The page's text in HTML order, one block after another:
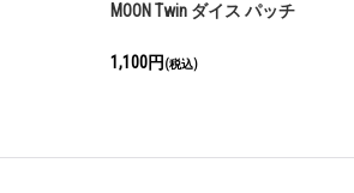
MOON Twin ダイス パッチ
1,100円 (税込)